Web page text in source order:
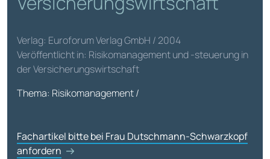
Verlag: Euroforum Verlag GmbH / 2004
Veröffentlicht in: Risikomanagement und -steuerung in
der Versicherungswirtschaft
Thema: Risikomanagement /
Fachartikel bitte bei Frau Dutschmann-Schwarzkopf
anfordern